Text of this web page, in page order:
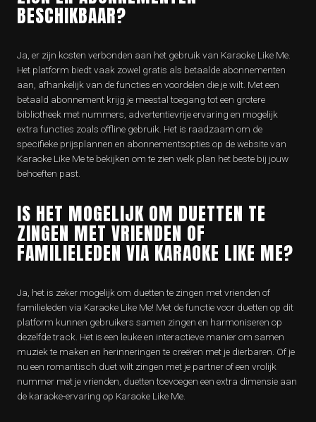
BESCHIKBAAR?
Ja, er zijn kosten verbonden aan het gebruik van Karaoke Like Me.
Het platform biedt vaak zowel gratis als betaalde abonnementen
aan, afhankelijk van de functies en voordelen die je wilt. Met een
betaald abonnement krijg je meestal toegang tot een grotere
bibliotheek met nummers, advertentievrije ervaring en mogelijk
extra functies zoals offline gebruik. Het is raadzaam om de
specifieke prijsplannen en abonnementsopties op de website van
Karaoke Like Me te bekijken om te zien welk plan het beste bij jouw
behoeften past.
IS HET MOGELIJK OM DUETTEN TE
ZINGEN MET VRIENDEN OF
FAMILIELEDEN VIA KARAOKE LIKE ME?
Ja, het is zeker mogelijk om duetten te zingen met vrienden of
familieleden via Karaoke Like Me! Met de functie voor duetten op dit
platform kunnen gebruikers samen zingen en harmoniseren op
dezelfde track. Het is een leuke en interactieve manier om samen
muziek te maken en herinneringen te creëren met je dierbaren. Of je
nu een romantisch duet wilt zingen met je partner of een vrolijk
nummer met je vrienden, duetten toevoegen een extra dimensie aan
de karaoke-ervaring op Karaoke Like Me.